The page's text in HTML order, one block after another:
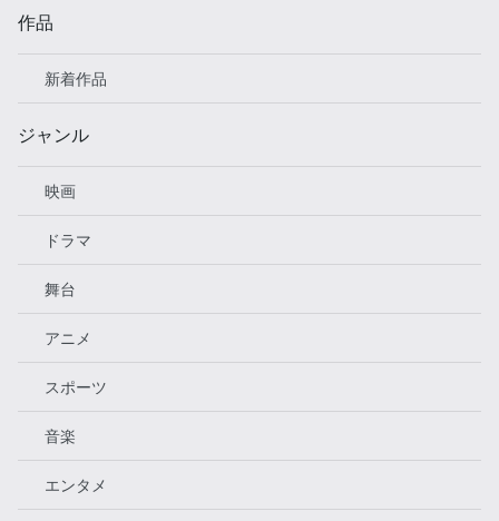
作品
新着作品
ジャンル
映画
ドラマ
舞台
アニメ
スポーツ
音楽
エンタメ